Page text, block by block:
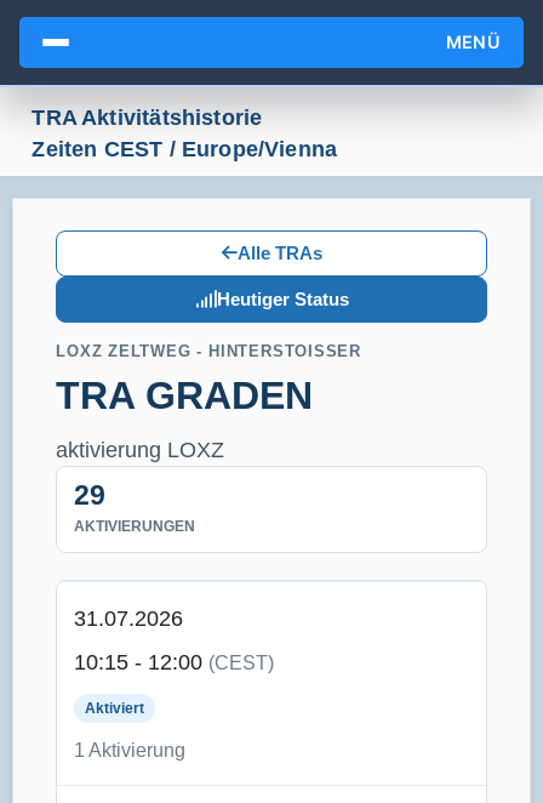
MENÜ
TRA Aktivitätshistorie
Zeiten CEST / Europe/Vienna
Alle TRAs
Heutiger Status
LOXZ ZELTWEG - HINTERSTOISSER
TRA GRADEN
aktivierung LOXZ
29
AKTIVIERUNGEN
31.07.2026
10:15 - 12:00 (CEST)
Aktiviert
1 Aktivierung